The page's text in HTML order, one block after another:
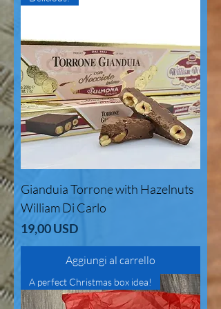
Gianduia Torrone with Hazelnuts
William Di Carlo
Prezzo
19,00 USD
Aggiungi al carrello
A perfect Christmas box idea!